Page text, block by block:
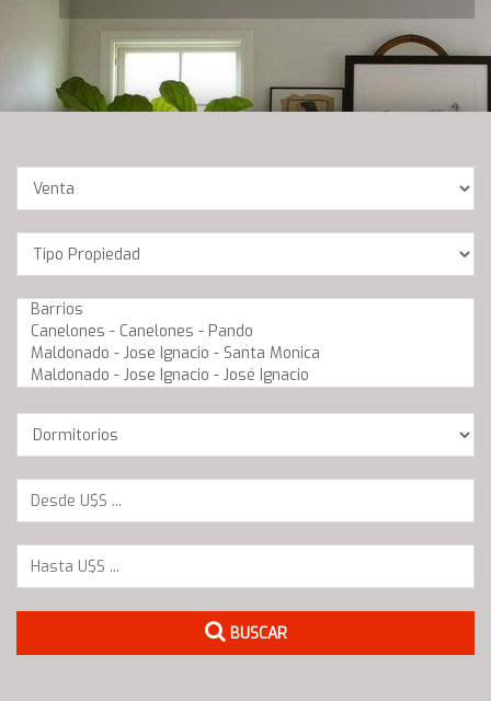
Operación
Location
Barrios
Dormitorios
BUSCAR